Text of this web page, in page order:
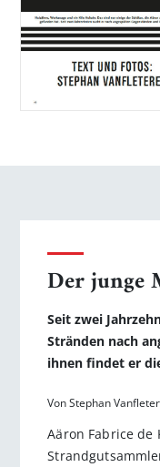
Der junge
Seit zwei
Stränden nach
ihnen findet er
Von Stephan
Aäron Fabrice de